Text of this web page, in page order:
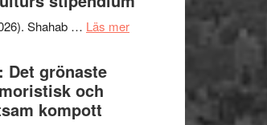
to
Believe
Vrach
Frankenshtey
–
presenterar
19
Shahab … Läs merom
Det grönaste
och
kompott